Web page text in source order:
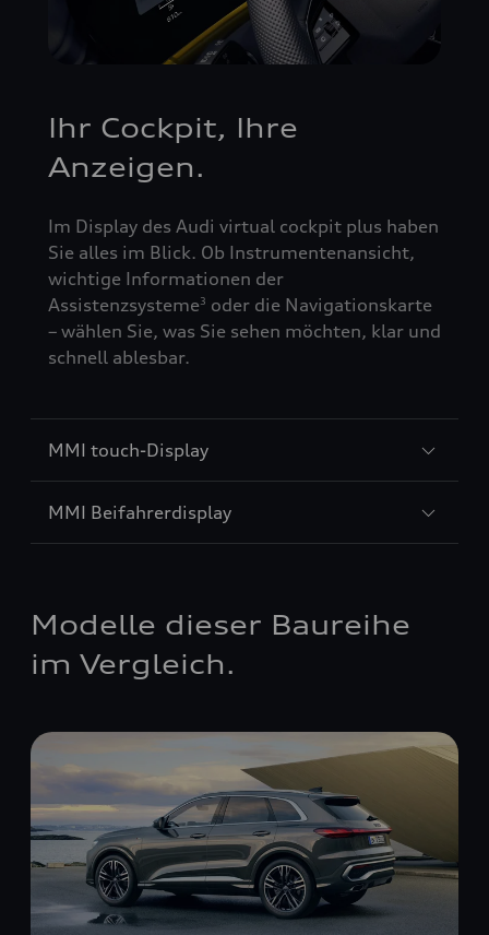
Ihr Cockpit, Ihre
Anzeigen.
Im Display des Audi virtual cockpit plus haben
Sie alles im Blick. Ob Instrumentenansicht,
wichtige Informationen der
Assistenzsysteme3 oder die Navigationskarte
– wählen Sie, was Sie sehen möchten, klar und
schnell ablesbar.
MMI touch-Display
MMI Beifahrerdisplay
Modelle dieser Baureihe
im Vergleich.